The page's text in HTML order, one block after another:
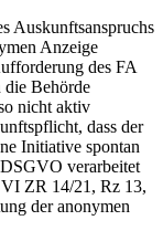
Anzeige
des FA
die Behörde
nicht aktiv
dass der
Initiative spontan
verarbeitet
ZR 14/21, Rz 13,
der anonymen